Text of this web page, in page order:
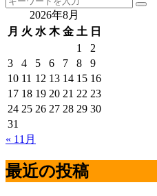
2026年8月
月 火 水 木 金 土 日
1
2
3
4 5 6 7 8
9
10 11 12 13 14 15 16
17 18 19 20 21 22 23
24 25 26 27 28 29 30
31
« 11月
最近の投稿